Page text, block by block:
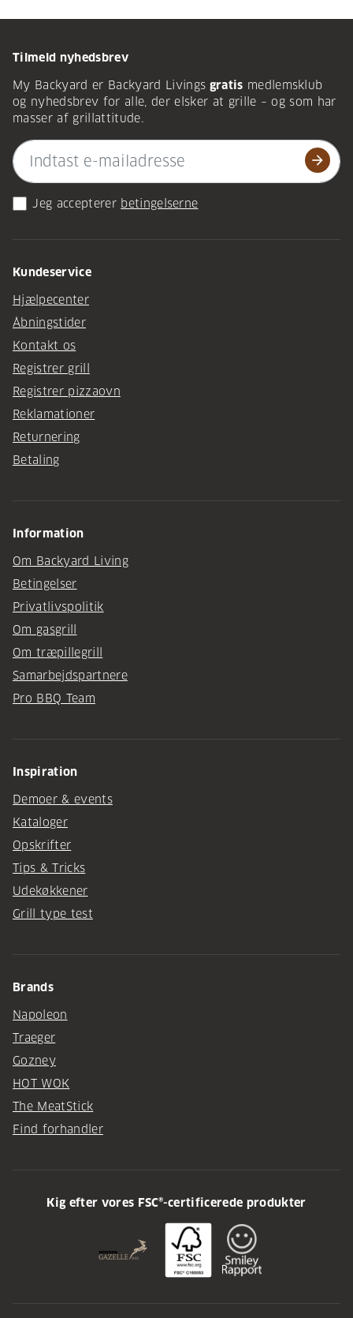
Tilmeld nyhedsbrev
My Backyard er Backyard Livings gratis medlemsklub
og nyhedsbrev for alle, der elsker at grille – og som har
masser af grillattitude.
arrow_forward
Jeg accepterer betingelserne
Kundeservice
Hjælpecenter
Åbningstider
Kontakt os
Registrer grill
Registrer pizzaovn
Reklamationer
Returnering
Betaling
Information
Om Backyard Living
Betingelser
Privatlivspolitik
Om gasgrill
Om træpillegrill
Samarbejdspartnere
Pro BBQ Team
Inspiration
Demoer & events
Kataloger
Opskrifter
Tips & Tricks
Udekøkkener
Grill type test
Brands
Napoleon
Traeger
Gozney
HOT WOK
The MeatStick
Find forhandler
Kig efter vores FSC®-certificerede produkter